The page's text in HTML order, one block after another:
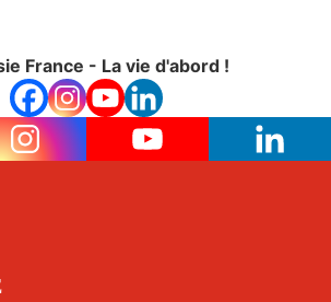
France - La vie d'abord !